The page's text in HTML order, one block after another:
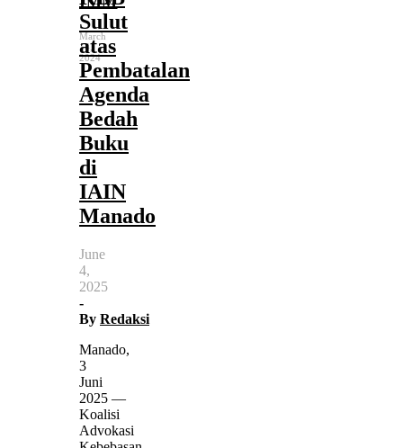
March
14,
2024
Sulut
atas
Pembatalan
Agenda
Bedah
Buku
di
IAIN
Manado
June
4,
2025
-
By Redaksi
Manado,
3
Juni
2025 —
Koalisi
Advokasi